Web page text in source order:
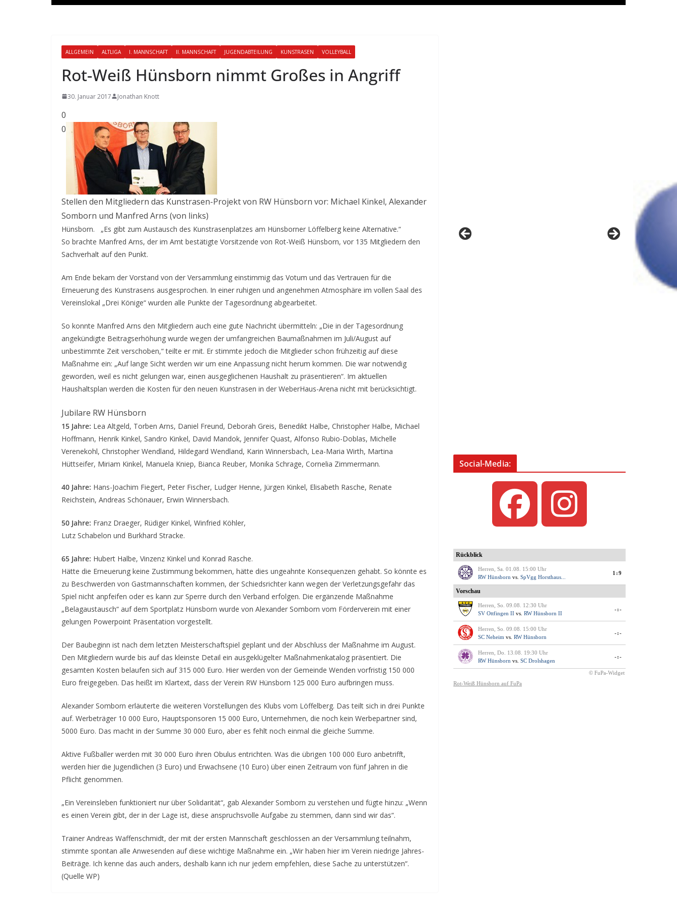
ALLGEMEIN ALTLIGA I. MANNSCHAFT II. MANNSCHAFT JUGENDABTEILUNG KUNSTRASEN VOLLEYBALL
Rot-Weiß Hünsborn nimmt Großes in Angriff
30. Januar 2017 Jonathan Knott
0
0
Stellen den Mitgliedern das Kunstrasen-Projekt von RW Hünsborn vor: Michael Kinkel, Alexander
Somborn und Manfred Arns (von links)
Hünsborn.
„Es gibt zum Austausch des Kunstrasenplatzes am Hünsborner Löffelberg keine Alternative.“
So brachte Manfred Arns, der im Amt bestätigte Vorsitzende von Rot-Weiß Hünsborn, vor 135 Mitgliedern den
Sachverhalt auf den Punkt.
Am Ende bekam der Vorstand von der Versammlung einstimmig das Votum und das Vertrauen für die
Erneuerung des Kunstrasens ausgesprochen. In einer ruhigen und angenehmen Atmosphäre im vollen Saal des
Vereinslokal „Drei Könige“ wurden alle Punkte der Tagesordnung abgearbeitet.
So konnte Manfred Arns den Mitgliedern auch eine gute Nachricht übermitteln: „Die in der Tagesordnung
angekündigte Beitragserhöhung wurde wegen der umfangreichen Baumaßnahmen im Juli/August auf
unbestimmte Zeit verschoben,“ teilte er mit. Er stimmte jedoch die Mitglieder schon frühzeitig auf diese
Maßnahme ein: „Auf lange Sicht werden wir um eine Anpassung nicht herum kommen. Die war notwendig
geworden, weil es nicht gelungen war, einen ausgeglichenen Haushalt zu präsentieren“. Im aktuellen
Haushaltsplan werden die Kosten für den neuen Kunstrasen in der WeberHaus-Arena nicht mit berücksichtigt.
Jubilare RW Hünsborn
15 Jahre: Lea Altgeld, Torben Arns, Daniel Freund, Deborah Greis, Benedikt Halbe, Christopher Halbe, Michael
Hoffmann, Henrik Kinkel, Sandro Kinkel, David Mandok, Jennifer Quast, Alfonso Rubio-Doblas, Michelle
Verenekohl, Christopher Wendland, Hildegard Wendland, Karin Winnersbach, Lea-Maria Wirth, Martina
Hüttseifer, Miriam Kinkel, Manuela Kniep, Bianca Reuber, Monika Schrage, Cornelia Zimmermann.
40 Jahre: Hans-Joachim Fiegert, Peter Fischer, Ludger Henne, Jürgen Kinkel, Elisabeth Rasche, Renate
Reichstein, Andreas Schönauer, Erwin Winnersbach.
50 Jahre: Franz Draeger, Rüdiger Kinkel, Winfried Köhler,
Lutz Schabelon und Burkhard Stracke.
65 Jahre: Hubert Halbe, Vinzenz Kinkel und Konrad Rasche.
Hätte die Erneuerung keine Zustimmung bekommen, hätte dies ungeahnte Konsequenzen gehabt. So könnte es
zu Beschwerden von Gastmannschaften kommen, der Schiedsrichter kann wegen der Verletzungsgefahr das
Spiel nicht anpfeifen oder es kann zur Sperre durch den Verband erfolgen. Die ergänzende Maßnahme
„Belagaustausch“ auf dem Sportplatz Hünsborn wurde von Alexander Somborn vom Förderverein mit einer
gelungen Powerpoint Präsentation vorgestellt.
Der Baubeginn ist nach dem letzten Meisterschaftspiel geplant und der Abschluss der Maßnahme im August.
Den Mitgliedern wurde bis auf das kleinste Detail ein ausgeklügelter Maßnahmenkatalog präsentiert. Die
gesamten Kosten belaufen sich auf 315 000 Euro. Hier werden von der Gemeinde Wenden vorfristig 150 000
Euro freigegeben. Das heißt im Klartext, dass der Verein RW Hünsborn 125 000 Euro aufbringen muss.
Alexander Somborn erläuterte die weiteren Vorstellungen des Klubs vom Löffelberg. Das teilt sich in drei Punkte
auf. Werbeträger 10 000 Euro, Hauptsponsoren 15 000 Euro, Unternehmen, die noch kein Werbepartner sind,
5000 Euro. Das macht in der Summe 30 000 Euro, aber es fehlt noch einmal die gleiche Summe.
Aktive Fußballer werden mit 30 000 Euro ihren Obulus entrichten. Was die übrigen 100 000 Euro anbetrifft,
werden hier die Jugendlichen (3 Euro) und Erwachsene (10 Euro) über einen Zeitraum von fünf Jahren in die
Pflicht genommen.
„Ein Vereinsleben funktioniert nur über Solidarität“, gab Alexander Somborn zu verstehen und fügte hinzu: „Wenn
es einen Verein gibt, der in der Lage ist, diese anspruchsvolle Aufgabe zu stemmen, dann sind wir das“.
Trainer Andreas Waffenschmidt, der mit der ersten Mannschaft geschlossen an der Versammlung teilnahm,
stimmte spontan alle Anwesenden auf diese wichtige Maßnahme ein. „Wir haben hier im Verein niedrige Jahres-
Beiträge. Ich kenne das auch anders, deshalb kann ich nur jedem empfehlen, diese Sache zu unterstützen“.
(Quelle WP)
Social-Media: